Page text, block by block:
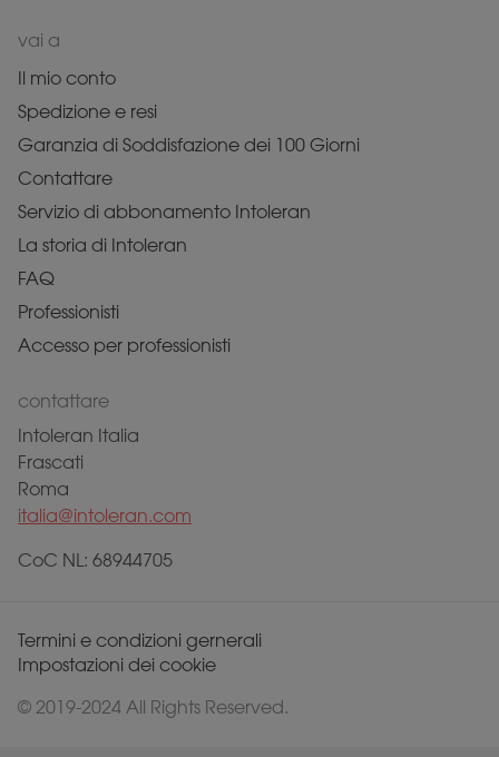
vai a
Il mio conto
Spedizione e resi
Garanzia di Soddisfazione dei 100 Giorni
Contattare
Servizio di abbonamento Intoleran
La storia di Intoleran
FAQ
Professionisti
Accesso per professionisti
contattare
Intoleran Italia
Frascati
Roma
italia@intoleran.com
CoC NL: 68944705
© 2019-2024 All Rights Reserved.
Termini e condizioni gernerali
Impostazioni dei cookie